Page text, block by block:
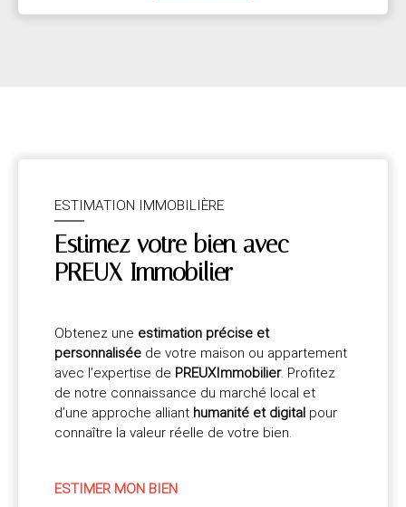
ESTIMATION IMMOBILIÈRE
Estimez votre bien avec
PREUX Immobilier
Obtenez une estimation précise et
personnalisée de votre maison ou appartement
avec l’expertise de PREUXImmobilier. Profitez
de notre connaissance du marché local et
d’une approche alliant humanité et digital pour
connaître la valeur réelle de votre bien.
ESTIMER MON BIEN